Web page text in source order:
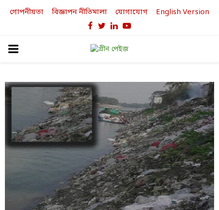
গোপনীয়তা বিজ্ঞাপন নীতিমালা যোগাযোগ English Version
Facebook
TwitterLinkedinYoutube
PRIMARY